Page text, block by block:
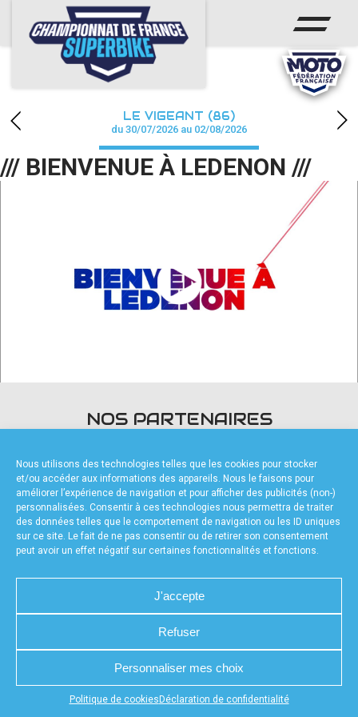
Nous utilisons des technologies telles que les cookies pour stocker
et/ou accéder aux informations des appareils. Nous le faisons pour
améliorer l’expérience de navigation et pour afficher des publicités (non-)
personnalisées. Consentir à ces technologies nous permettra de traiter
des données telles que le comportement de navigation ou les ID uniques
sur ce site. Le fait de ne pas consentir ou de retirer son consentement
peut avoir un effet négatif sur certaines fonctionnalités et fonctions.
J'accepte
Refuser
Personnaliser mes choix
Politique de cookies Déclaration de confidentialité
Appuyez sur le bouton partager en bas de votre
ACCUEIL
CHAMPIONNAT
CALENDRIER
RÉSULTATS
PRESSE
LE VIGEANT (86)
du 30/07/2026 au 02/08/2026
/// BIENVENUE À LEDENON ///
NOS PARTENAIRES
FOURNISSEURS TECHNIQUES
CHARTE DE CONFIDENTIALITÉ
MENTIONS LÉGALES
RÉALISÉ PAR L’AGENCE WEB A3WEB
POLITIQUE DE COOKIES (UE)
DÉCLARATION DE CONFIDENTIALITÉ (UE)